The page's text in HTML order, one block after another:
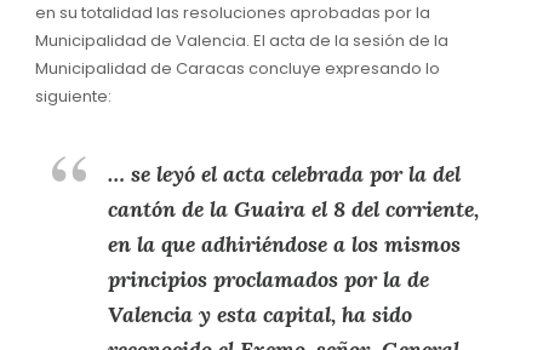
en su totalidad las resoluciones aprobadas por la
Municipalidad de Valencia. El acta de la sesión de la
Municipalidad de Caracas concluye expresando lo
siguiente:
… se leyó el acta celebrada por la del
cantón de la Guaira el 8 del corriente,
en la que adhiriéndose a los mismos
principios proclamados por la de
Valencia y esta capital, ha sido